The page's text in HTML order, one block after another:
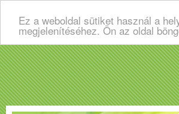
Ez a weboldal sütiket használ a
megjelenítéséhez. Ön az oldal